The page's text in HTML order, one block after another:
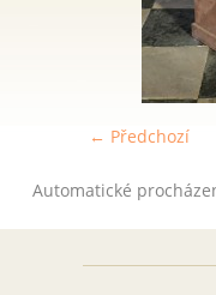
← Předchozí
Automatické